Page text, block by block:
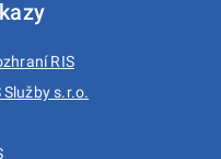
RIS
Služby s.r.o.